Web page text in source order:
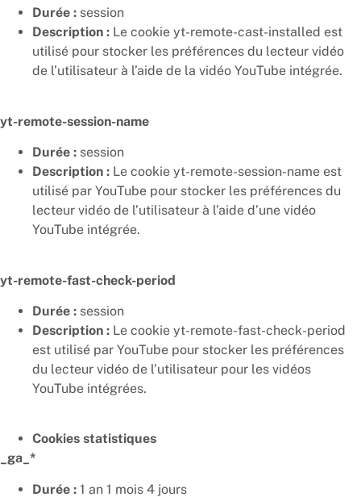
Durée : session
Description : Le cookie yt-remote-cast-installed est
utilisé pour stocker les préférences du lecteur vidéo
de l’utilisateur à l’aide de la vidéo YouTube intégrée.
yt-remote-session-name
Durée : session
Description : Le cookie yt-remote-session-name est
utilisé par YouTube pour stocker les préférences du
lecteur vidéo de l’utilisateur à l’aide d’une vidéo
YouTube intégrée.
yt-remote-fast-check-period
Durée : session
Description : Le cookie yt-remote-fast-check-period
est utilisé par YouTube pour stocker les préférences
du lecteur vidéo de l’utilisateur pour les vidéos
YouTube intégrées.
Cookies statistiques
_ga_*
Durée : 1 an 1 mois 4 jours